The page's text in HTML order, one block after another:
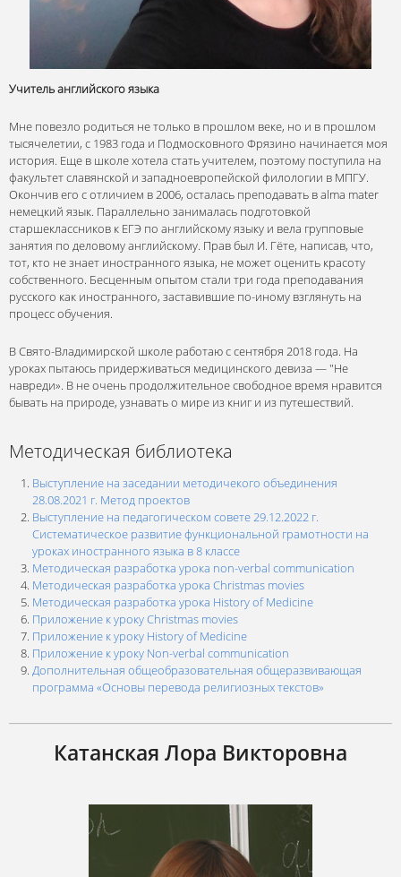
Учитель английского языка
Мне повезло родиться не только в прошлом веке, но и в прошлом
тысячелетии, с 1983 года и Подмосковного Фрязино начинается моя
история. Еще в школе хотела стать учителем, поэтому поступила на
факультет славянской и западноевропейской филологии в МПГУ.
Окончив его с отличием в 2006, осталась преподавать в alma mater
немецкий язык. Параллельно занималась подготовкой
старшеклассников к ЕГЭ по английскому языку и вела групповые
занятия по деловому английскому. Прав был И. Гёте, написав, что,
тот, кто не знает иностранного языка, не может оценить красоту
собственного. Бесценным опытом стали три года преподавания
русского как иностранного, заставившие по-иному взглянуть на
процесс обучения.
В Свято-Владимирской школе работаю с сентября 2018 года. На
уроках пытаюсь придерживаться медицинского девиза — "Не
навреди». В не очень продолжительное свободное время нравится
бывать на природе, узнавать о мире из книг и из путешествий.
Методическая библиотека
Выступление на заседании методичекого объединения
28.08.2021 г. Метод проектов
Выступление на педагогическом совете 29.12.2022 г.
Систематическое развитие функциональной грамотности на
уроках иностранного языка в 8 классе
Методическая разработка урока non-verbal communication
Методическая разработка урока Christmas movies
Методическая разработка урока History of Medicine
Приложение к уроку Christmas movies
Приложение к уроку History of Medicine
Приложение к уроку Non-verbal communication
Дополнительная общеобразовательная общеразвивающая
программа «Основы перевода религиозных текстов»
Катанская Лора Викторовна